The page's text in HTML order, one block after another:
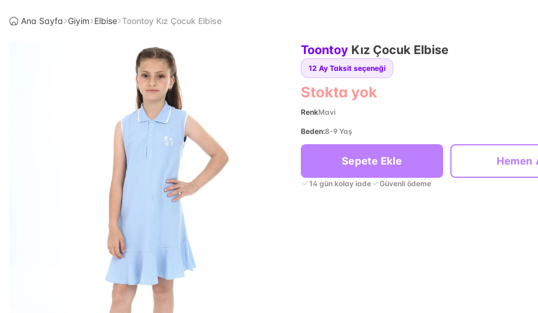
Ana Sayfa Giyim Elbise Toontoy Kız Çocuk Elbise
Toontoy Kız Çocuk Elbise
12 Ay Taksit seçeneği
Stokta yok
RenkMavi
Beden:8-9 Yaş
Sepete Ekle Hemen
14 gün kolay iade Güvenli ödeme